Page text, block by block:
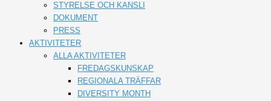
STYRELSE OCH KANSLI
DOKUMENT
PRESS
AKTIVITETER
ALLA AKTIVITETER
FREDAGSKUNSKAP
REGIONALA TRÄFFAR
DIVERSITY MONTH